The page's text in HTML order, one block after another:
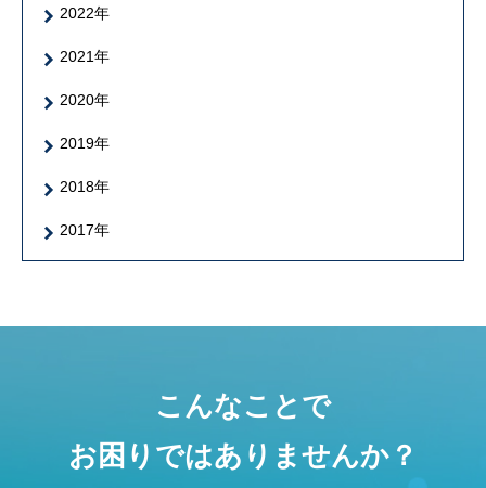
2022年
2021年
2020年
2019年
2018年
2017年
こんなことで
お困りではありませんか？